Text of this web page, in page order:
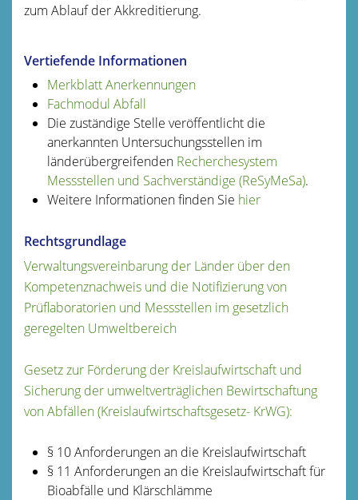
zum Ablauf der Akkreditierung.
Vertiefende Informationen
Merkblatt Anerkennungen
Fachmodul Abfall
Die zuständige Stelle veröffentlicht die
anerkannten Untersuchungsstellen im
länderübergreifenden Recherchesystem
Messstellen und Sachverständige (ReSyMeSa).
Weitere Informationen finden Sie hier
Rechtsgrundlage
Verwaltungsvereinbarung der Länder über den
Kompetenznachweis und die Notifizierung von
Prüflaboratorien und Messstellen im gesetzlich
geregelten Umweltbereich
Gesetz zur Förderung der Kreislaufwirtschaft und
Sicherung der umweltverträglichen Bewirtschaftung
von Abfällen (Kreislaufwirtschaftsgesetz- KrWG):
§ 10 Anforderungen an die Kreislaufwirtschaft
§ 11 Anforderungen an die Kreislaufwirtschaft für
Bioabfälle und Klärschlämme